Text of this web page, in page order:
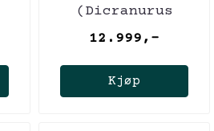
(Dicranurus
monstrosus)
12.999,-
Kjøp